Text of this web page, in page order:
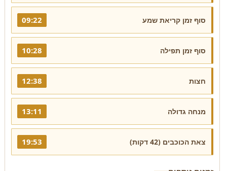
סוף זמן קריאת שמע 09:22
סוף זמן תפילה 10:28
חצות 12:38
מנחה גדולה 13:11
צאת הכוכבים (42 דקות) 19:53